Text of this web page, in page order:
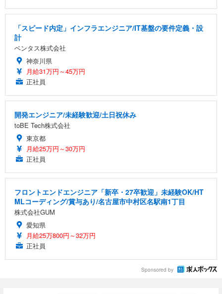
「スピード内定」インフラエンジニア/IT基盤の要件定義・設
計
ベンタス株式会社
神奈川県
月給31万円～45万円
正社員
開発エンジニア/未経験歓迎/土日祝休み
toBE Tech株式会社
東京都
月給25万円～30万円
正社員
フロントエンドエンジニア「新卒・27卒歓迎」未経験OK/HT
MLコーディング/賞与あり/名古屋市中村区名駅南1丁目
株式会社GUM
愛知県
月給25万800円～32万円
正社員
Sponsored by